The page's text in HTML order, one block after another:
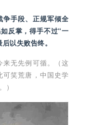
争手段、正规军倾全
反掌，得手不过“一
以失败告终。
无先例可循。（这
笑荒唐，中国史学
）